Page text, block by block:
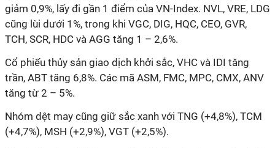
giảm 0,9%, lấy đi gần 1 điểm của VN-Index. NVL, VRE, LDG
cũng lùi dưới 1%, trong khi VGC, DIG, HQC, CEO, GVR,
TCH, SCR, HDC và AGG tăng 1 – 2,6%.
Cổ phiếu thủy sản giao dịch khởi sắc, VHC và IDI tăng
trần, ABT tăng 6,8%. Các mã ASM, FMC, MPC, CMX, ANV
tăng từ 2 – 5%.
Nhóm dệt may cũng giữ sắc xanh với TNG (+4,8%), TCM
(+4,7%), MSH (+2,9%), VGT (+2,5%).